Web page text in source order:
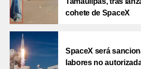
cohete de SpaceX
SpaceX será
labores no